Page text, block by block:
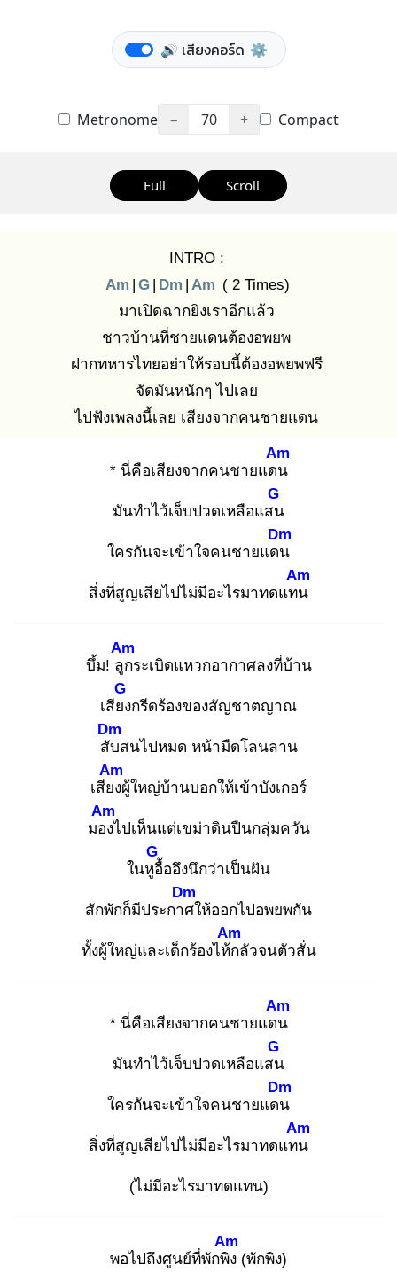
🔊 เสียงคอร์ด ⚙️
Metronome − 70 + Compact
Full Scroll
INTRO :
Am | G | Dm | Am ( 2 Times)
มาเปิดฉากยิงเราอีกแล้ว
ชาวบ้านที่ชายแดนต้องอพยพ
ฝากทหารไทยอย่าให้รอบนี้ต้องอพยพฟรี
จัดมันหนักๆ ไปเลย
ไปฟังเพลงนี้เลย เสียงจากคนชายแดน
* นี่คือเสียงจากคนชายแดน
Am
มันทำไว้เจ็บปวดเหลือแสน
G
ใครกันจะเข้าใจคนชายแดน
Dm
สิ่งที่สูญเสียไปไม่มีอะไรมาทดแทน
Am
บึ้ม! ลูก
Am
ระเบิดแหวกอากาศลงที่บ้าน
เสียง
G
กรีดร้องของสัญชาตญาณ
สับ
Dm
สนไปหมด หน้ามืดโลนลาน
เสียง
Am
ผู้ใหญ่บ้านบอกให้เข้าบังเกอร์
มอง
Am
ไปเห็นแต่เขม่าดินปืนกลุ่มควัน
ในหูอื้
G
ออึงนึกว่าเป็นฝัน
สักพักก็มีประกาศ
Dm
ให้ออกไปอพยพกัน
ทั้งผู้ใหญ่และเด็กร้องไห้ก
Am
ลัวจนตัวสั่น
* นี่คือเสียงจากคนชายแดน
Am
มันทำไว้เจ็บปวดเหลือแสน
G
ใครกันจะเข้าใจคนชายแดน
Dm
สิ่งที่สูญเสียไปไม่มีอะไรมาทดแทน
Am
(ไม่มีอะไรมาทดแทน)
พอไปถึงศูนย์ที่พักพิง
Am
(พักพิง)